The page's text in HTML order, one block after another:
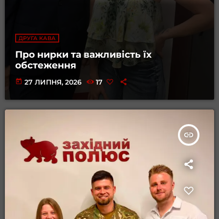
ДРУГА КАВА
Про нирки та важливість їх
обстеження
today 27 ЛИПНЯ, 2026 17
insert_link